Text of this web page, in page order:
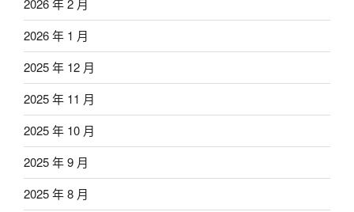
2026 年 2 月
2026 年 1 月
2025 年 12 月
2025 年 11 月
2025 年 10 月
2025 年 9 月
2025 年 8 月